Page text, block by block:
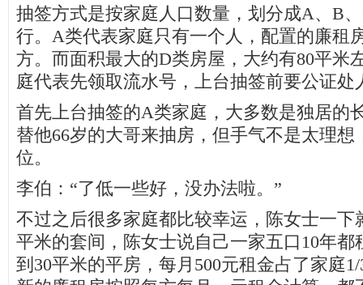
抽签方式是按家庭人口数量，划分成A、B
行。A类代表家庭只有一个人，配置的廉租
方。而面积最大的D类房屋，大约有80平米
庭代表先领取流水号，上台抽签前要公证处
首先上台抽签的A类家庭，大多数是独居的
替他66岁的大哥来抽房，但手气不是太理
位。
李伯：“了低一些好，没办法啦。”
不过之后很多家庭都比较幸运，陈女士一
平米的套间，陈女士说自己一家五口10年都
到30平米的平房，每月500元租金占了家庭